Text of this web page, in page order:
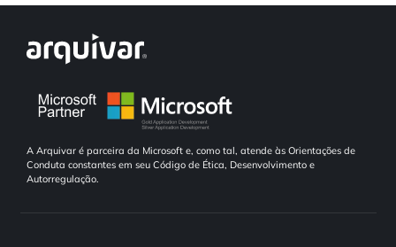
A Arquivar é parceira da Microsoft e, como tal, atende às Orientações de
Conduta constantes em seu Código de Ética, Desenvolvimento e
Autorregulação.